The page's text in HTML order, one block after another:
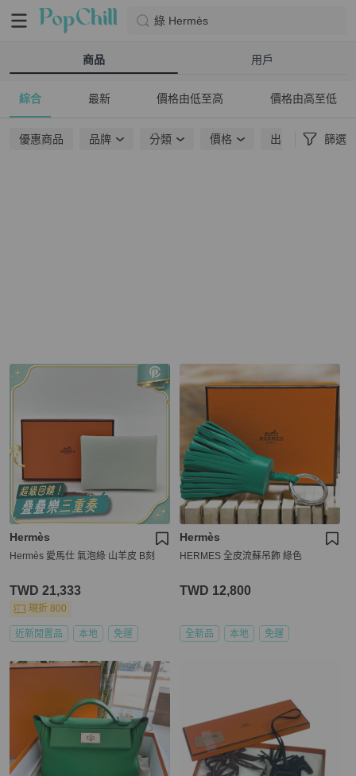
綠 Hermès
商品 用戶
綜合 最新 價格由低至高 價格由高至低
優惠商品 品牌 分類 價格 出貨地點 篩選
Hermès
Hermès 愛馬仕 氣泡綠 山羊皮 B刻
TWD 21,333
現折 800
近新閒置品 本地 免運
Hermès
HERMES 全皮流蘇吊飾 綠色
TWD 12,800
全新品 本地 免運